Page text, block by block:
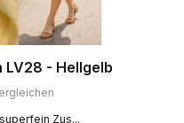
LV28 - Hellgelb
Zus...